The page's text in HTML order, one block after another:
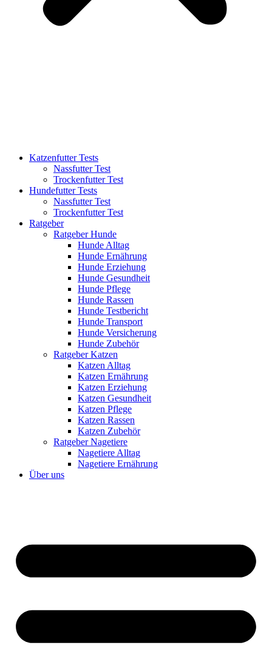
Katzenfutter Tests
Nassfutter Test
Trockenfutter Test
Hundefutter Tests
Nassfutter Test
Trockenfutter Test
Ratgeber
Ratgeber Hunde
Hunde Alltag
Hunde Ernährung
Hunde Erziehung
Hunde Gesundheit
Hunde Pflege
Hunde Rassen
Hunde Testbericht
Hunde Transport
Hunde Versicherung
Hunde Zubehör
Ratgeber Katzen
Katzen Alltag
Katzen Ernährung
Katzen Erziehung
Katzen Gesundheit
Katzen Pflege
Katzen Rassen
Katzen Zubehör
Ratgeber Nagetiere
Nagetiere Alltag
Nagetiere Ernährung
Über uns